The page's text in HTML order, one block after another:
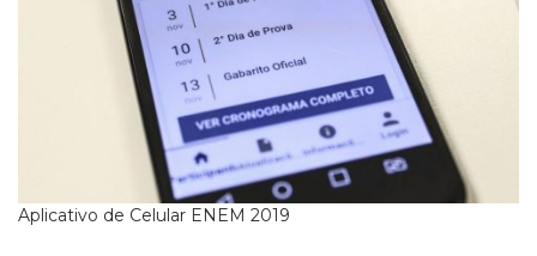
Aplicativo de Celular ENEM 2019